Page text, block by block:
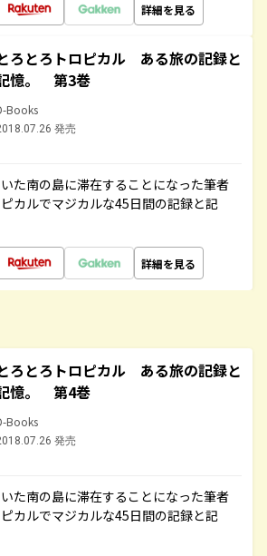
詳細を見る
ろとろトロピカル ある旅の記録と
憶。 第3巻
Books
発売
た南の島に滞在することになった筆者
カルでマジカルな45日間の記録と記
詳細を見る
ろとろトロピカル ある旅の記録と
憶。 第4巻
Books
発売
た南の島に滞在することになった筆者
カルでマジカルな45日間の記録と記